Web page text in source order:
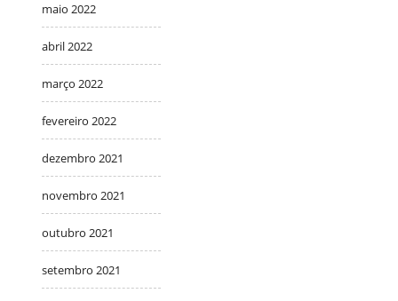
maio 2022
abril 2022
março 2022
fevereiro 2022
dezembro 2021
novembro 2021
outubro 2021
setembro 2021